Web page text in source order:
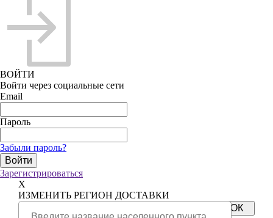
ВОЙТИ
Войти через социальные сети
Email
Пароль
Забыли пароль?
Зарегистрироваться
X
ИЗМЕНИТЬ РЕГИОН ДОСТАВКИ